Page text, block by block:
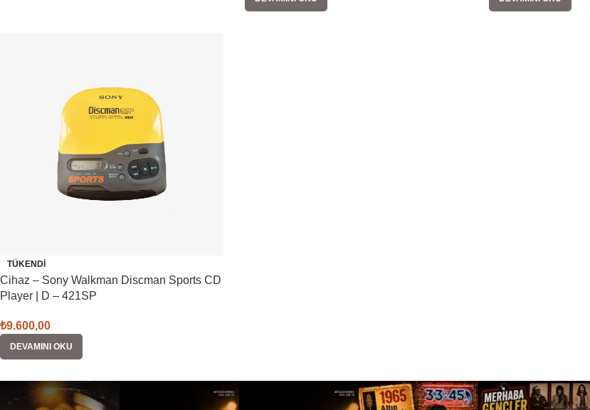
TÜKENDI
Cihaz – Sony Walkman Discman Sports CD
Player | D – 421SP
₺9.600,00
DEVAMINI OKU